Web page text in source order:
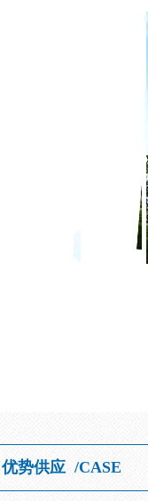
优势供应 /CASE